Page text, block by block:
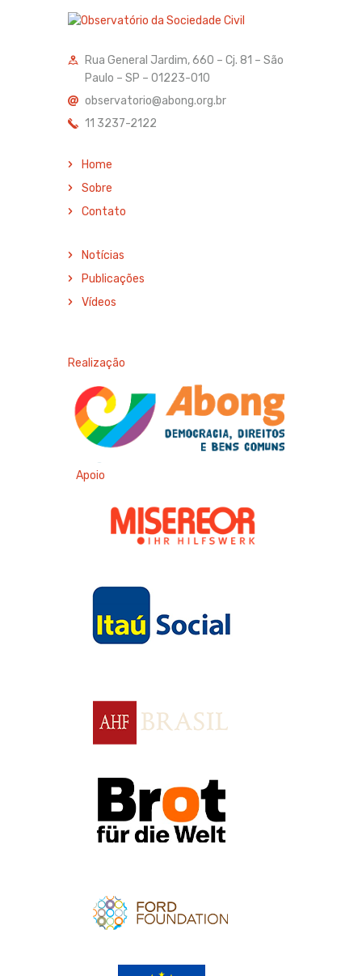
Rua General Jardim, 660 – Cj. 81 – São
Paulo – SP – 01223-010
observatorio@abong.org.br
11 3237-2122
Home
Sobre
Contato
Notícias
Publicações
Vídeos
Realização
Apoio